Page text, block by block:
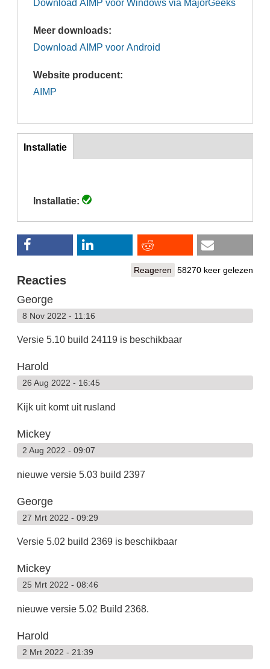
Download AIMP voor Windows via MajorGeeks
Meer downloads:
Download AIMP voor Android
Website producent:
AIMP
inst
Installatie
Installatie:
Reageren 58270 keer gelezen
Reacties
George
8 Nov 2022 - 11:16
Versie 5.10 build 24119 is beschikbaar
Harold
26 Aug 2022 - 16:45
Kijk uit komt uit rusland
Mickey
2 Aug 2022 - 09:07
nieuwe versie 5.03 build 2397
George
27 Mrt 2022 - 09:29
Versie 5.02 build 2369 is beschikbaar
Mickey
25 Mrt 2022 - 08:46
nieuwe versie 5.02 Build 2368.
Harold
2 Mrt 2022 - 21:39